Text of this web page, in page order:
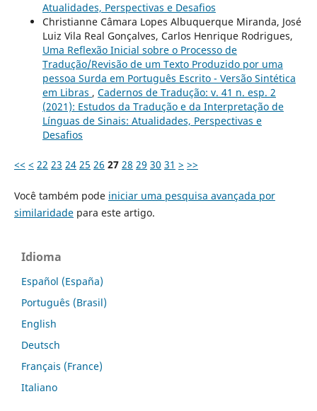
Atualidades, Perspectivas e Desafios
Christianne Câmara Lopes Albuquerque Miranda, José
Luiz Vila Real Gonçalves, Carlos Henrique Rodrigues,
Uma Reflexão Inicial sobre o Processo de
Tradução/Revisão de um Texto Produzido por uma
pessoa Surda em Português Escrito - Versão Sintética
em Libras , Cadernos de Tradução: v. 41 n. esp. 2
(2021): Estudos da Tradução e da Interpretação de
Línguas de Sinais: Atualidades, Perspectivas e
Desafios
<< < 22 23 24 25 26 27 28 29 30 31 > >>
Você também pode iniciar uma pesquisa avançada por
similaridadepara este artigo.
Idioma
Español (España)
Português (Brasil)
English
Deutsch
Français (France)
Italiano